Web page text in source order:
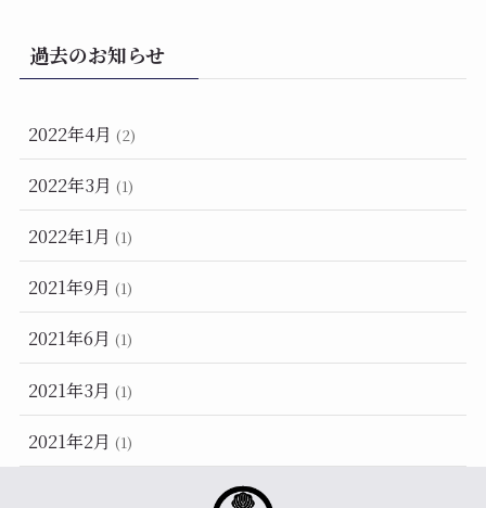
過去のお知らせ
2022年4月 (2)
2022年3月 (1)
2022年1月 (1)
2021年9月 (1)
2021年6月 (1)
2021年3月 (1)
2021年2月 (1)